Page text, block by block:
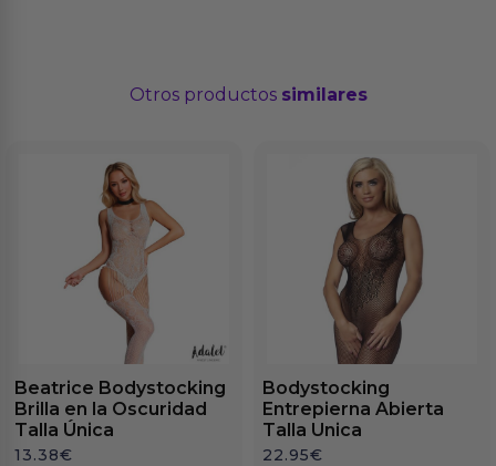
Otros productos similares
Beatrice Bodystocking
Brilla en la Oscuridad
Talla Única
13.38€
Bodystocking
Entrepierna Abierta
Talla Unica
22.95€